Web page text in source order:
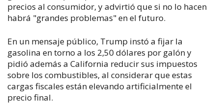
precios al consumidor, y advirtió que si no lo hacen
habrá "grandes problemas" en el futuro.
En un mensaje público, Trump instó a fijar la
gasolina en torno a los 2,50 dólares por galón y
pidió además a California reducir sus impuestos
sobre los combustibles, al considerar que estas
cargas fiscales están elevando artificialmente el
precio final.